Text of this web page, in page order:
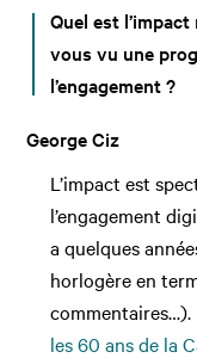
Quel est
vous vu une
l’engagement ?
George Ciz
L’impact est
l’engagement
a quelques
horlogère en
les 60 ans de la